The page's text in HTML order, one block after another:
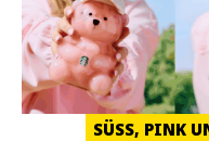
SÜSS, PINK